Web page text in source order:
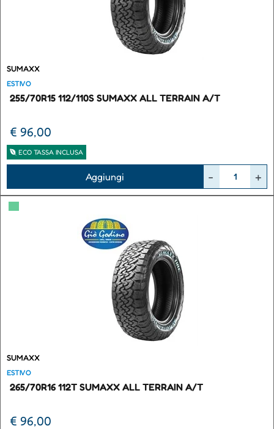
SUMAXX
ESTIVO
255/70R15 112/110S SUMAXX ALL TERRAIN A/T
€ 96,00
ECO TASSA INCLUSA
Aggiungi
▀
SUMAXX
ESTIVO
265/70R16 112T SUMAXX ALL TERRAIN A/T
€ 96,00